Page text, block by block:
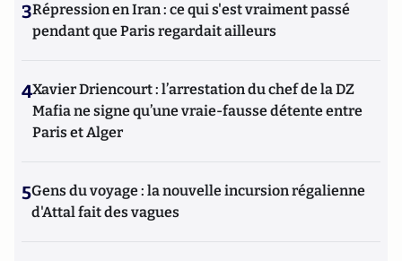
3Répression en Iran : ce qui s'est vraiment passé
pendant que Paris regardait ailleurs
4Xavier Driencourt : l’arrestation du chef de la DZ
Mafia ne signe qu’une vraie-fausse détente entre
Paris et Alger
5Gens du voyage : la nouvelle incursion régalienne
d'Attal fait des vagues